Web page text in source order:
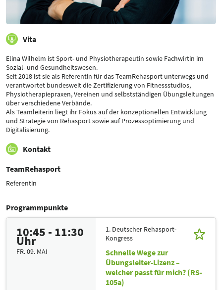
Vita
Elina Wilhelm ist Sport- und Physiotherapeutin sowie Fachwirtin im
Sozial- und Gesundheitswesen.
Seit 2018 ist sie als Referentin für das TeamRehasport unterwegs und
verantwortet bundesweit die Zertifizierung von Fitnessstudios,
Physiotherapiepraxen, Vereinen und selbstständigen Übungsleitungen
über verschiedene Verbände.
Als Teamleiterin liegt ihr Fokus auf der konzeptionellen Entwicklung
und Strategie von Rehasport sowie auf Prozessoptimierung und
Digitalisierung.
Kontakt
TeamRehasport
Referentin
Programmpunkte
10:45 - 11:30
Uhr
FR. 09. MAI
1. Deutscher Rehasport-
Kongress
Schnelle Wege zur
Übungsleiter-Lizenz –
welcher passt für mich? (RS-
105a)